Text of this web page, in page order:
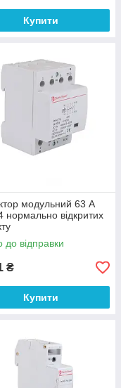
Купити
модульний 63 A
нормально відкритих
до відправки
₴
Купити